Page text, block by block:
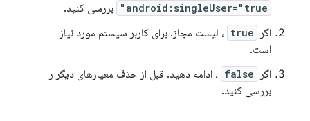
android:singleUser="true"
بررسی کنید.
اگر
true ، لیست مجاز. برای کاربر سیستم مورد نیاز
است.
اگر
false ، ادامه دهید. قبل از حذف معیارهای دیگر را
بررسی کنید.